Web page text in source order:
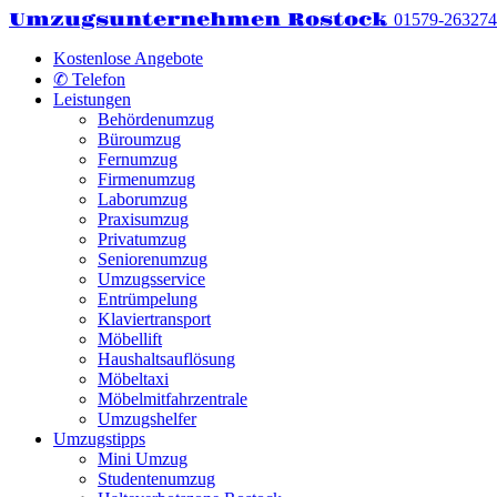
Umzugsunternehmen Rostock 01579-
Kostenlose Angebote
✆ Telefon
Leistungen
Behördenumzug
Büroumzug
Fernumzug
Firmenumzug
Laborumzug
Praxisumzug
Privatumzug
Seniorenumzug
Umzugsservice
Entrümpelung
Klaviertransport
Möbellift
Haushaltsauflösung
Möbeltaxi
Möbelmitfahrzentrale
Umzugshelfer
Umzugstipps
Mini Umzug
Studentenumzug